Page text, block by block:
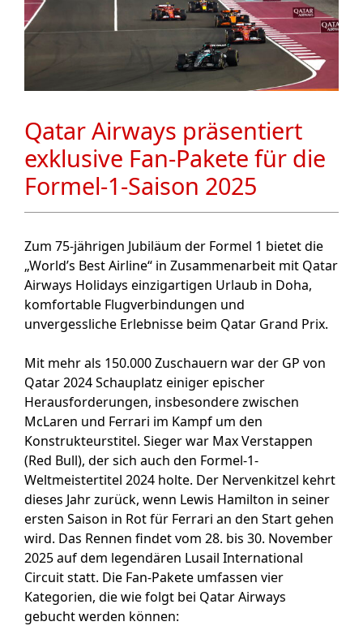
Qatar Airways präsentiert
exklusive Fan-Pakete für die
Formel-1-Saison 2025
Zum 75-jährigen Jubiläum der Formel 1 bietet die
„World’s Best Airline“ in Zusammenarbeit mit Qatar
Airways Holidays einzigartigen Urlaub in Doha,
komfortable Flugverbindungen und
unvergessliche Erlebnisse beim Qatar Grand Prix.
Mit mehr als 150.000 Zuschauern war der GP von
Qatar 2024 Schauplatz einiger epischer
Herausforderungen, insbesondere zwischen
McLaren und Ferrari im Kampf um den
Konstrukteurstitel. Sieger war Max Verstappen
(Red Bull), der sich auch den Formel-1-
Weltmeistertitel 2024 holte. Der Nervenkitzel kehrt
dieses Jahr zurück, wenn Lewis Hamilton in seiner
ersten Saison in Rot für Ferrari an den Start gehen
wird. Das Rennen findet vom 28. bis 30. November
2025 auf dem legendären Lusail International
Circuit statt. Die Fan-Pakete umfassen vier
Kategorien, die wie folgt bei Qatar Airways
gebucht werden können: